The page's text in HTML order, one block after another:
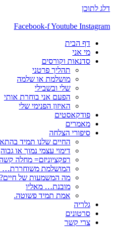
דלג לתוכן
Facebook-fYoutube Instagram
דף הבית
מי אני
סדנאות וקורסים
תהליך פרטני
מושלמת או שלמה
שלי ובשבילי
הפעם אני בוחרת אותי
האיזון הפנימי שלי
פודקאסטים
מאמרים
סיפורי הצלחה
החיים שלנו תמיד
דימוי עצמי נמוך או גבוה
רפקציוניזם= מחלה
המושלמת משוחררת…
מה המשמעות של חיים?
מובנת… מאליו
אמת תמיד פשוטה.
גלריה
סרטונים
צרי קשר